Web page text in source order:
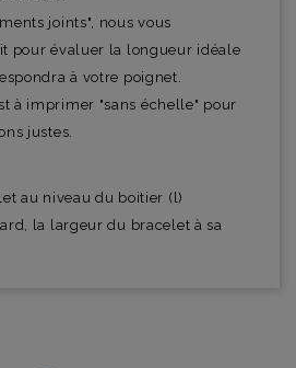
joints", nous vous
pour évaluer la longueur idéale
à votre poignet.
à imprimer "sans échelle" pour
justes.
au niveau du boitier (l)
la largeur du bracelet à sa